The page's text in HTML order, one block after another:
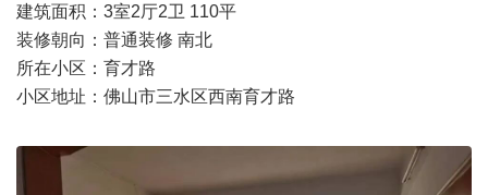
建筑面积：3室2厅2卫 110平
装修朝向：普通装修 南北
所在小区：育才路
小区地址：佛山市三水区西南育才路